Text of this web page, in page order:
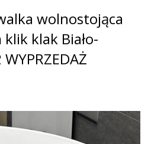
wolnostojąca
klak Biało-